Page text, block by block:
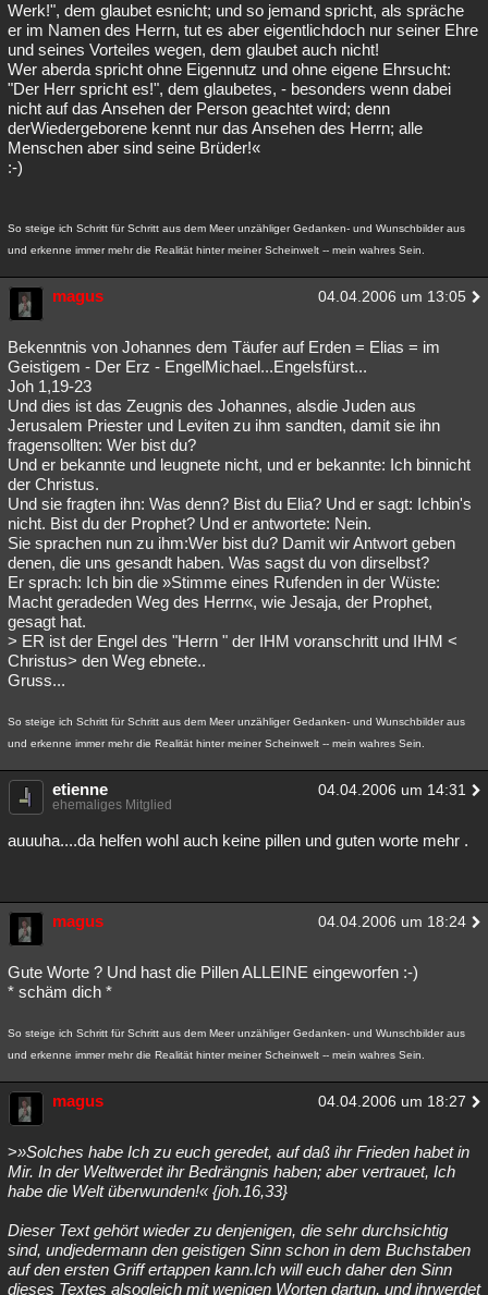
Werk!", dem glaubet esnicht; und so jemand spricht, als spräche
er im Namen des Herrn, tut es aber eigentlichdoch nur seiner Ehre
und seines Vorteiles wegen, dem glaubet auch nicht!
Wer aberda spricht ohne Eigennutz und ohne eigene Ehrsucht:
"Der Herr spricht es!", dem glaubetes, - besonders wenn dabei
nicht auf das Ansehen der Person geachtet wird; denn
derWiedergeborene kennt nur das Ansehen des Herrn; alle
Menschen aber sind seine Brüder!«
:-)
So steige ich Schritt für Schritt aus dem Meer unzähliger Gedanken- und Wunschbilder aus
und erkenne immer mehr die Realität hinter meiner Scheinwelt -- mein wahres Sein.
magus 04.04.2006 um 13:05
Bekenntnis von Johannes dem Täufer auf Erden = Elias = im
Geistigem - Der Erz - EngelMichael...Engelsfürst...
Joh 1,19-23
Und dies ist das Zeugnis des Johannes, alsdie Juden aus
Jerusalem Priester und Leviten zu ihm sandten, damit sie ihn
fragensollten: Wer bist du?
Und er bekannte und leugnete nicht, und er bekannte: Ich binnicht
der Christus.
Und sie fragten ihn: Was denn? Bist du Elia? Und er sagt: Ichbin's
nicht. Bist du der Prophet? Und er antwortete: Nein.
Sie sprachen nun zu ihm:Wer bist du? Damit wir Antwort geben
denen, die uns gesandt haben. Was sagst du von dirselbst?
Er sprach: Ich bin die »Stimme eines Rufenden in der Wüste:
Macht geradeden Weg des Herrn«, wie Jesaja, der Prophet,
gesagt hat.
> ER ist der Engel des "Herrn " der IHM voranschritt und IHM <
Christus> den Weg ebnete..
Gruss...
So steige ich Schritt für Schritt aus dem Meer unzähliger Gedanken- und Wunschbilder aus
und erkenne immer mehr die Realität hinter meiner Scheinwelt -- mein wahres Sein.
etienne 04.04.2006 um 14:31
ehemaliges Mitglied
auuuha....da helfen wohl auch keine pillen und guten worte mehr .
magus 04.04.2006 um 18:24
Gute Worte ? Und hast die Pillen ALLEINE eingeworfen :-)
* schäm dich *
So steige ich Schritt für Schritt aus dem Meer unzähliger Gedanken- und Wunschbilder aus
und erkenne immer mehr die Realität hinter meiner Scheinwelt -- mein wahres Sein.
magus 04.04.2006 um 18:27
>»Solches habe Ich zu euch geredet, auf daß ihr Frieden habet in
Mir. In der Weltwerdet ihr Bedrängnis haben; aber vertrauet, Ich
habe die Welt überwunden!« {joh.16,33}
Dieser Text gehört wieder zu denjenigen, die sehr durchsichtig
sind, undjedermann den geistigen Sinn schon in dem Buchstaben
auf den ersten Griff ertappen kann.Ich will euch daher den Sinn
dieses Textes alsogleich mit wenigen Worten dartun, und ihrwerdet